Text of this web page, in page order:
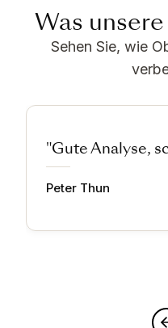
Was
Sehen Sie, wie
"Gute Analyse,
Peter Thun